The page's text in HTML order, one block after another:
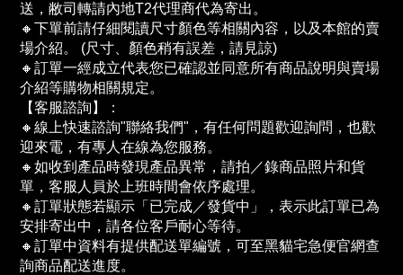
送，敝司轉請內地T2代理商代為寄出。
🔸下單前請仔細閱讀尺寸顏色等相關內容，以及本館的賣
場介紹。 (尺寸、顏色稍有誤差，請見諒)
🔸訂單一經成立代表您已確認並同意所有商品說明與賣場
介紹等購物相關規定。
【客服諮詢】：
🔸線上快速諮詢"聯絡我們"，有任何問題歡迎詢問，也歡
迎來電，有專人在線為您服務。
🔸如收到產品時發現產品異常，請拍／錄商品照片和貨
單，客服人員於上班時間會依序處理。
🔸訂單狀態若顯示「已完成／發貨中」，表示此訂單已為
安排寄出中，請各位客戶耐心等待。
🔸訂單中資料有提供配送單編號，可至黑貓宅急便官網查
詢商品配送進度。